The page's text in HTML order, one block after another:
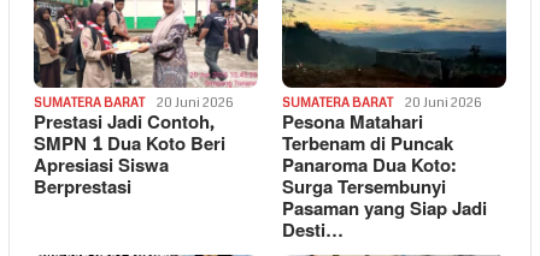
SUMATERA BARAT 20 Juni 2026
Prestasi Jadi Contoh,
SMPN 1 Dua Koto Beri
Apresiasi Siswa
Berprestasi
SUMATERA BARAT 20 Juni 2026
Pesona Matahari
Terbenam di Puncak
Panaroma Dua Koto:
Surga Tersembunyi
Pasaman yang Siap Jadi
Desti…